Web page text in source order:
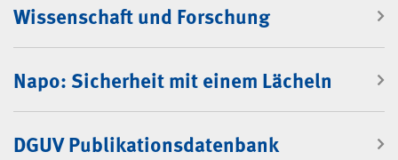
Wissenschaft und Forschung
Napo: Sicherheit mit einem Lächeln
DGUV Publikationsdatenbank